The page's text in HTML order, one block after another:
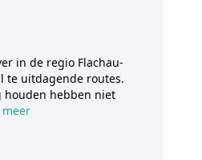
in de regio Flachau-
te uitdagende routes.
houden hebben niet
meer